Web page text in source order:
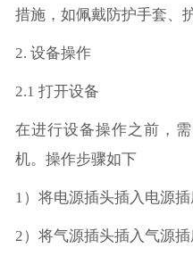
措施，如佩戴防护手套、
2. 设备操作
2.1 打开设备
在进行设备操作之前，
机。操作步骤如下
1）将电源插头插入电源
2）将气源插头插入气源